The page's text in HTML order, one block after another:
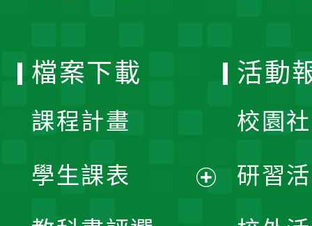
檔案下載
課程計畫
學生課表
活動
校園
研習